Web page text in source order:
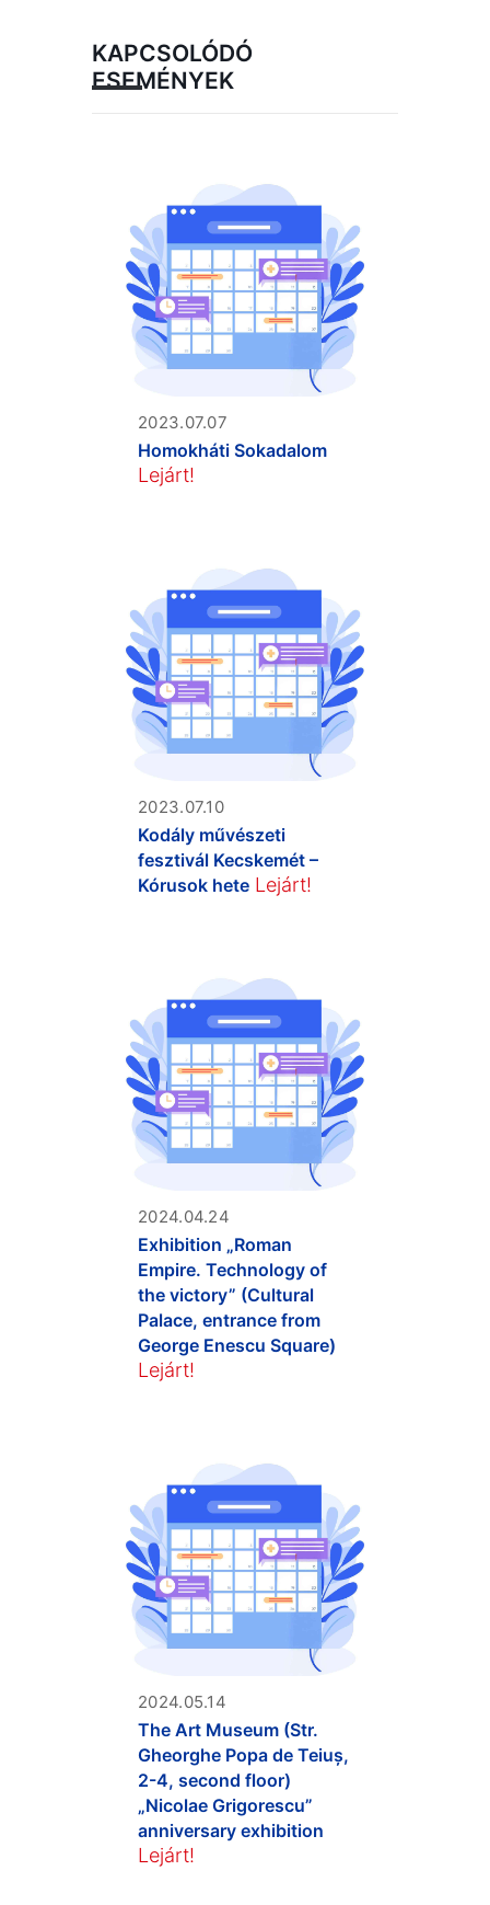
KAPCSOLÓDÓ
ESEMÉNYEK
2023.07.07
Homokháti Sokadalom
Lejárt!
2023.07.10
Kodály művészeti
fesztivál Kecskemét –
Kórusok hete Lejárt!
2024.04.24
Exhibition „Roman
Empire. Technology of
the victory” (Cultural
Palace, entrance from
George Enescu Square)
Lejárt!
2024.05.14
The Art Museum (Str.
Gheorghe Popa de Teiuș,
2-4, second floor)
„Nicolae Grigorescu”
anniversary exhibition
Lejárt!